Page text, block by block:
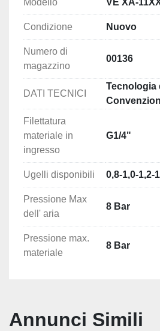
Condizione Nuovo
Numero di
magazzino
00136
DATI TECNICI
Tecnologia
Filettatura
materiale in
ingresso
G1/4"
Ugelli disponibili 0,8-1,0-1,2-
Pressione Max
dell' aria
8 Bar
Pressione max.
materiale
8 Bar
Annunci Simili